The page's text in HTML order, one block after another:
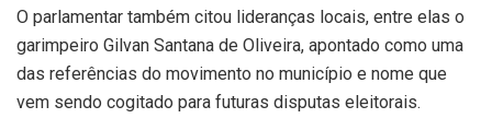
O parlamentar também citou lideranças locais, entre elas o
garimpeiro Gilvan Santana de Oliveira, apontado como uma
das referências do movimento no município e nome que
vem sendo cogitado para futuras disputas eleitorais.